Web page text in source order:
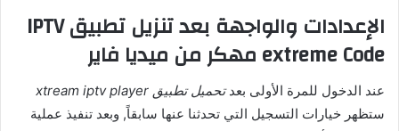
الإعدادات والواجهة بعد تنزيل تطبيق IPTV
extreme Code مهكر من ميديا فاير
عند الدخول للمرة الأولى بعدتحميل تطبيق xtream iptv player
ستظهر خيارات التسجيل التي تحدثنا عنها سابقاً, وبعد تنفيذ عملية